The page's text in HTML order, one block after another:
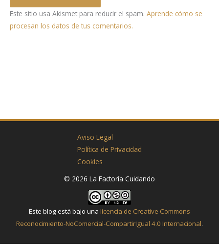
Este sitio usa Akismet para reducir el spam. Aprende cómo se
procesan los datos de tus comentarios.
Aviso Legal
Política de Privacidad
Cookies
© 2026 La Factoría Cuidando
Este blog está bajo una licencia de Creative Commons
Reconocimiento-NoComercial-CompartirIgual 4.0 Internacional.